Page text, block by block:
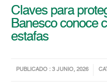
Claves para
Banesco conoce
estafas
PUBLICADO : 3 JUNIO, 2026